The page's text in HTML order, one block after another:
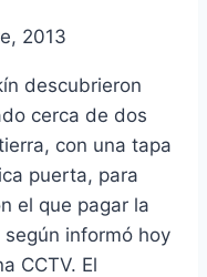
2013
descubrieron
cerca de dos
con una tapa
puerta, para
el que pagar la
informó hoy
CCTV. El